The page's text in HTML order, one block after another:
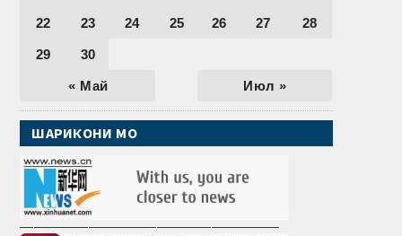
« Май Июл »
22 23 24 25 26 27 28
29 30
ШАРИКОНИ МО
———————————————————